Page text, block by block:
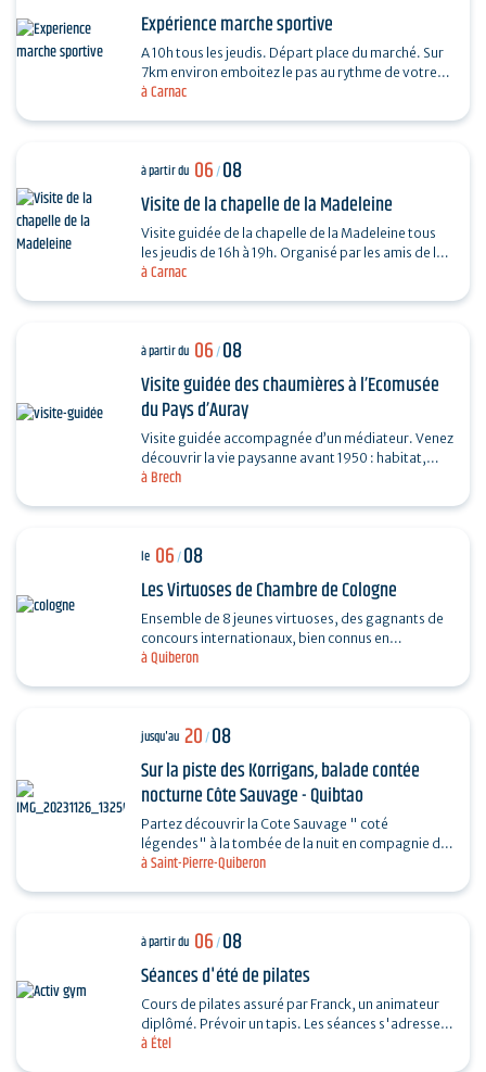
à Carnac
Expérience marche sportive
A 10h tous les jeudis. Départ place du marché. Sur
7km environ emboitez le pas au rythme de votre
coach sportif (6km environs) . La marche sportive
à Carnac
à partir du 06/08
Visite de la chapelle de la Madeleine
Visite guidée de la chapelle de la Madeleine tous
les jeudis de 16h à 19h. Organisé par les amis de la
à Brech
à partir du 06/08
Visite guidée des chaumières à l’Ecomusée
du Pays d’Auray
Visite guidée accompagnée d’un médiateur. Venez
découvrir la vie paysanne avant 1950 : habitat,
agriculture, paysage, savoir-faire… et enrichir…
à Quiberon
le 06/08
Les Virtuoses de Chambre de Cologne
Ensemble de 8 jeunes virtuoses, des gagnants de
concours internationaux, bien connus en
Allemagne grâce à leur professionnalisme et à la
à Saint-Pierre-Quiberon
jusqu'au 20/08
Sur la piste des Korrigans, balade contée
nocturne Côte Sauvage - Quibtao
Partez découvrir la Cote Sauvage " coté
légendes" à la tombée de la nuit en compagnie de
Charlotte et laissez-vous rêver au fil de vos pas et
à Étel
à partir du 06/08
Séances d'été de pilates
Cours de pilates assuré par Franck, un animateur
diplômé. Prévoir un tapis. Les séances s'adressent